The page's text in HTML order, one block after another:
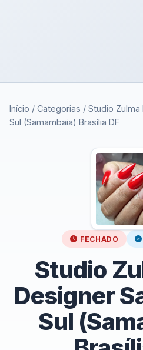
Início / Categorias / Studio Zulma
Sul (Samambaia) Brasília DF
FECHADO
Studio
Designer
Sul